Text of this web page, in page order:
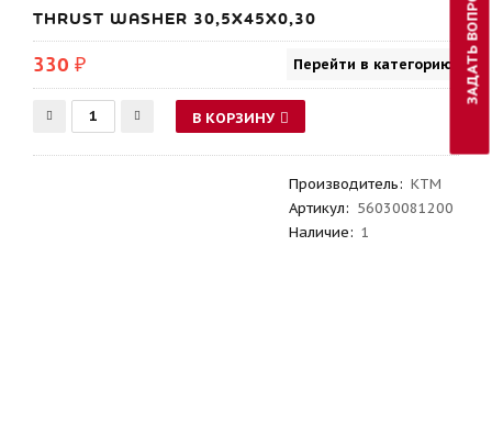
THRUST WASHER 30,5X45X0,30
330 ₽ Перейти в категорию
В КОРЗИНУ
Производитель: KTM
Артикул: 56030081200
Наличие: 1
ЗАДАТЬ ВОПРОС